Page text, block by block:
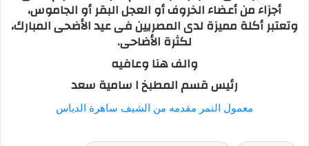
أجزاء من أعضاء الخروف أو العجل البقر أو الجاموس،
وتعتبر أكلة مميزة لدى المصريين فى عيد الأضحى المبارك،
لكثرة الأضاحى.
والف هنا وعافيه
رئيس قسم المطبخ ا سامية سعد
معمول التمر مقدمه من الشيف ساهرة الدباس